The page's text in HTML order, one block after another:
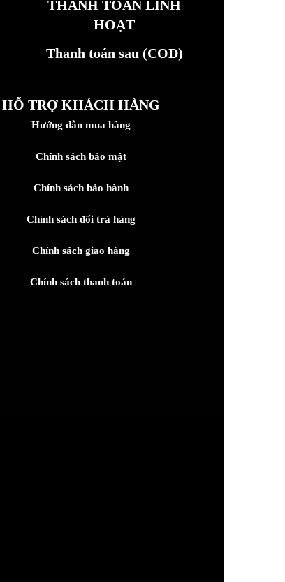
THANH TOÁN LINH
HOẠT
Thanh toán sau (COD)
HỖ TRỢ KHÁCH HÀNG
Hướng dẫn mua hàng
Chính sách bảo mật
Chính sách bảo hành
Chính sách đổi trả hàng
Chính sách giao hàng
Chính sách thanh toán